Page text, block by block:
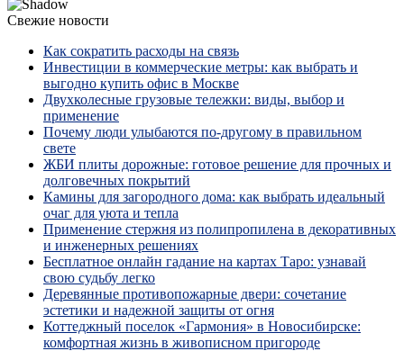
Свежие новости
Как сократить расходы на связь
Инвестиции в коммерческие метры: как выбрать и
выгодно купить офис в Москве
Двухколесные грузовые тележки: виды, выбор и
применение
Почему люди улыбаются по‑другому в правильном
свете
ЖБИ плиты дорожные: готовое решение для прочных и
долговечных покрытий
Камины для загородного дома: как выбрать идеальный
очаг для уюта и тепла
Применение стержня из полипропилена в декоративных
и инженерных решениях
Бесплатное онлайн гадание на картах Таро: узнавай
свою судьбу легко
Деревянные противопожарные двери: сочетание
эстетики и надежной защиты от огня
Коттеджный поселок «Гармония» в Новосибирске:
комфортная жизнь в живописном пригороде